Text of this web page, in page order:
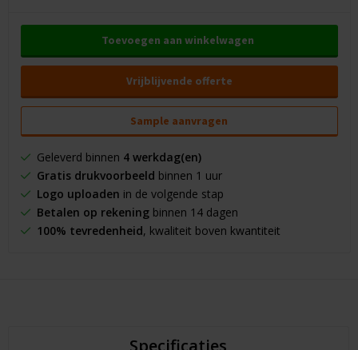
Toevoegen aan winkelwagen
Vrijblijvende offerte
Sample aanvragen
Geleverd binnen 4 werkdag(en)
Gratis drukvoorbeeld binnen 1 uur
Logo uploaden in de volgende stap
Betalen op rekeningbinnen 14 dagen
100% tevredenheid, kwaliteit boven kwantiteit
Specificaties